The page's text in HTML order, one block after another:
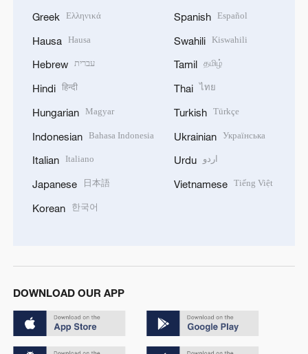
Greek Ελληνικά
Hausa Hausa
Hebrew עברית
Hindi हिन्दी
Hungarian Magyar
Indonesian Bahasa Indonesia
Italian Italiano
Japanese 日本語
Korean 한국어
Spanish Español
Swahili Kiswahili
Tamil தமிழ்
Thai ไทย
Turkish Türkçe
Ukrainian Українська
Urdu اردو
Vietnamese Tiếng Việt
DOWNLOAD OUR APP